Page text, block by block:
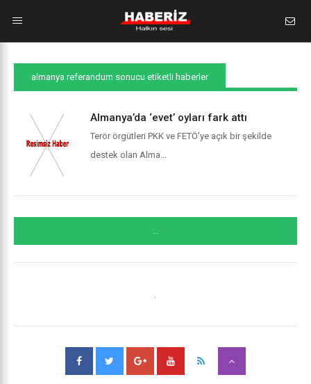
almanya referandum sonucu etiketli haberler
Almanya’da ‘evet’ oyları fark attı
Terör örgütleri PKK ve FETÖ’ye açık bir şekilde
destek olan Alma...
...